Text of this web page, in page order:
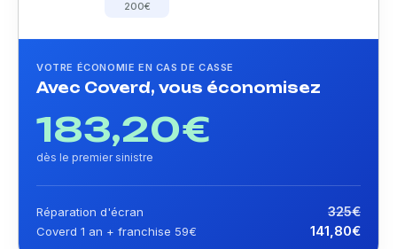
200€
VOTRE ÉCONOMIE EN CAS DE CASSE
Avec Coverd, vous économisez
183,20€
dès le premier sinistre
Réparation d'écran 325€
Coverd 1 an + franchise 59€ 141,80€